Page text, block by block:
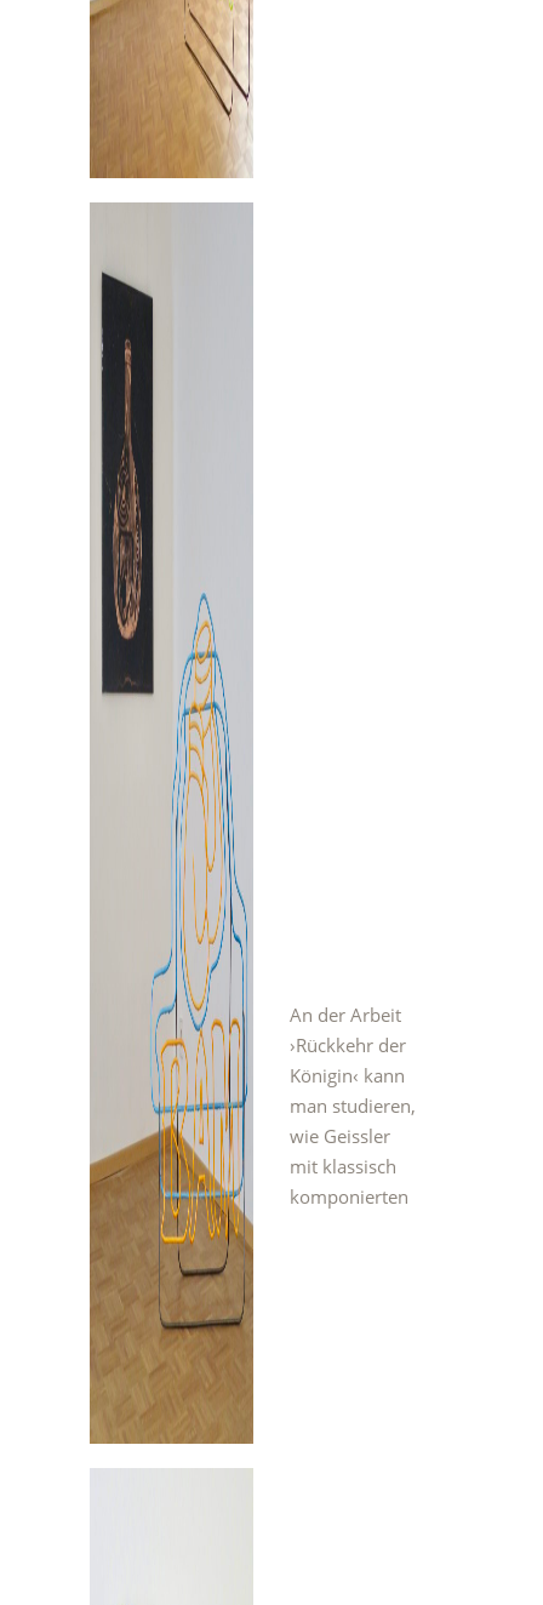
An der Arbeit
›Rückkehr der
Königin‹ kann
man studieren,
wie Geissler
mit klassisch
komponierten